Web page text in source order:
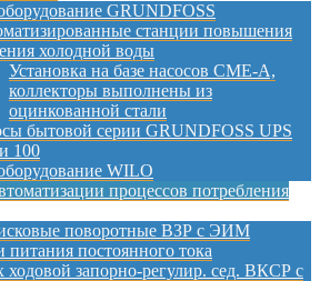
GRUNDFOSS
станции повышения
холодной воды
Установка на базе насосов CME-A,
коллекторы выполнены из
оцинкованной стали
бытовой серии GRUNDFOSS UPS
100
WILO
процессов потребления
поворотные ВЗР с ЭИМ
питания постоянного тока
ходовой запорно-регулир. сед. ВКСР с